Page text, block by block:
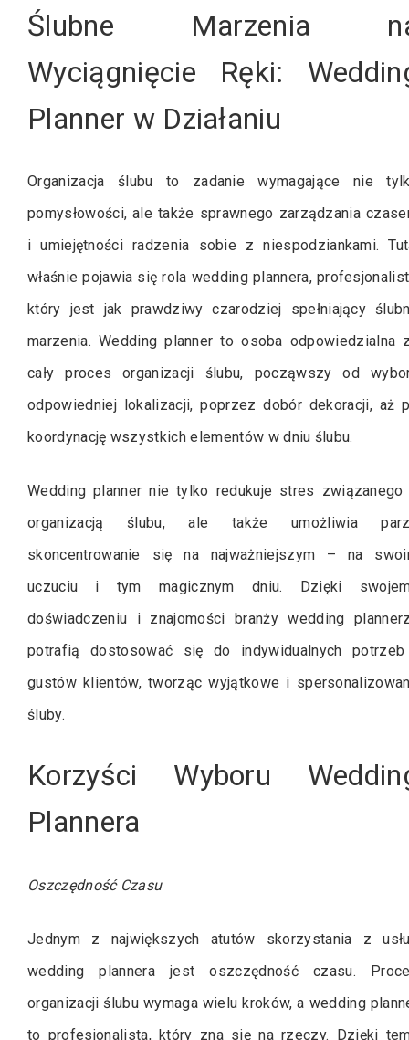
Ślubne Marzenia
Wyciągnięcie Ręki:
Planner w Działaniu
Organizacja ślubu to zadanie wymagające nie
pomysłowości, ale także sprawnego zarządzania
i umiejętności radzenia sobie z niespodziankami.
właśnie pojawia się rola wedding plannera,
który jest jak prawdziwy czarodziej spełniający
marzenia. Wedding planner to osoba odpowiedzialna
cały proces organizacji ślubu, począwszy od
odpowiedniej lokalizacji, poprzez dobór dekoracji, aż
koordynację wszystkich elementów w dniu ślubu.
Wedding planner nie tylko redukuje stres
organizacją ślubu, ale także umożliwia
skoncentrowanie się na najważniejszym – na
uczuciu i tym magicznym dniu. Dzięki
doświadczeniu i znajomości branży wedding
potrafią dostosować się do indywidualnych
gustów klientów, tworząc wyjątkowe i
śluby.
Korzyści Wyboru
Plannera
Oszczędność Czasu
Jednym z największych atutów skorzystania z
wedding plannera jest oszczędność czasu.
organizacji ślubu wymaga wielu kroków, a wedding
to profesjonalista, który zna się na rzeczy. Dzięki